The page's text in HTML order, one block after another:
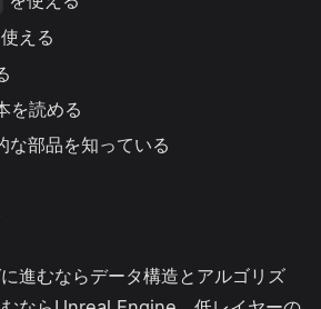
える
を読める
な部品を知っている
進むならデータ構造とアルゴリズ